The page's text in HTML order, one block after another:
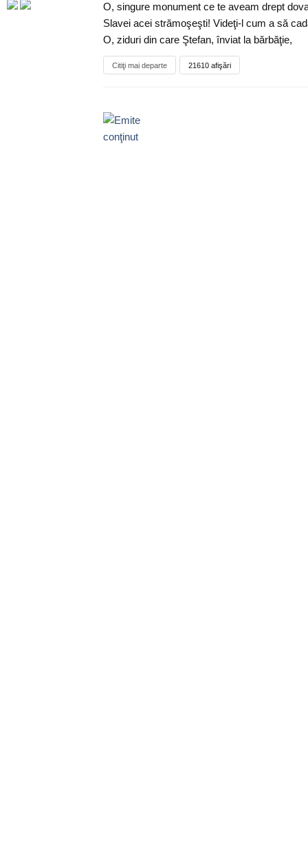
O, singure monument ce te aveam drept
Slavei acei strămoşeşti! Videţi-l cum a să
O, ziduri din care Ştefan, înviat la bărbăţie,
Citiţi mai departe 21610 afişări